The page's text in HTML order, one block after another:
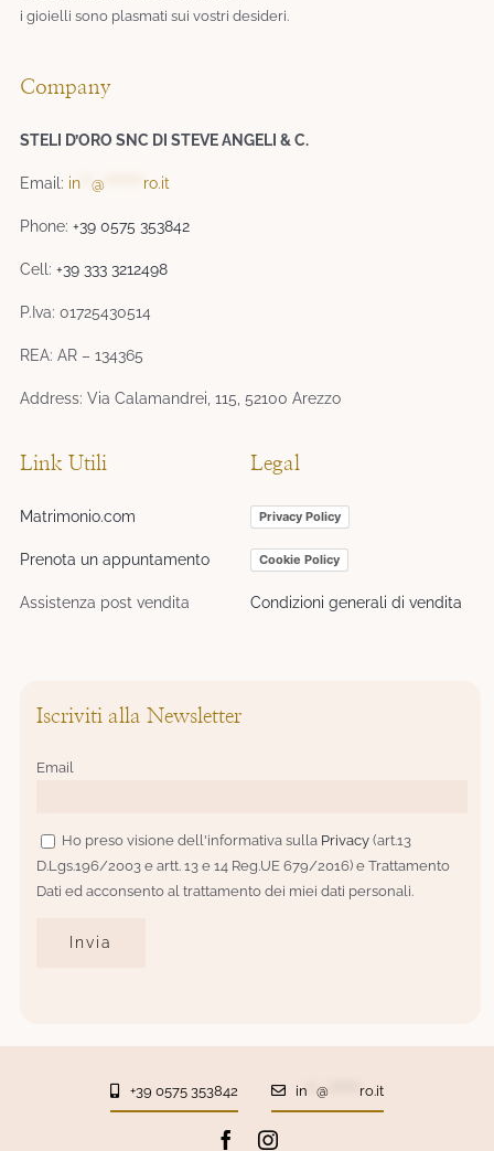
i gioielli sono plasmati sui vostri desideri.​
Company
STELI D’ORO SNC DI STEVE ANGELI & C.
Email: in **@ ro.it
Phone:+39 0575 353842
Cell:+39 333 3212498
P.Iva: 01725430514
REA: AR – 134365
Address: Via Calamandrei, 115, 52100 Arezzo
Link Utili
Matrimonio.com
Prenota un appuntamento
Assistenza post vendita
Legal
Privacy Policy
Cookie Policy
Condizioni generali di vendita
Iscriviti alla Newsletter
Email
Ho preso visione dell'informativa sulla Privacy (art.13
D.Lgs.196/2003 e artt. 13 e 14 Reg.UE 679/2016) e Trattamento
Dati ed acconsento al trattamento dei miei dati personali.
+39 0575 353842 in @******* ro.it